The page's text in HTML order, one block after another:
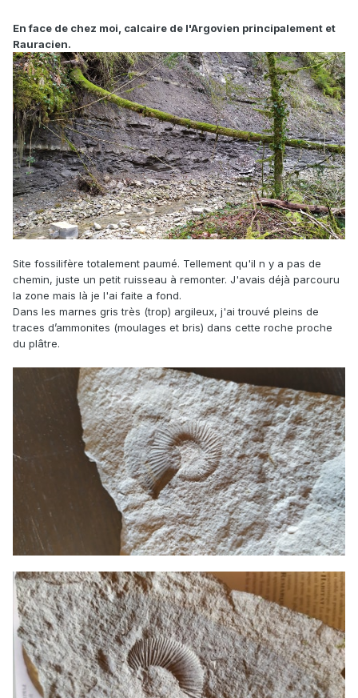
En face de chez moi, calcaire de l'Argovien principalement et
Rauracien.
Site fossilifère totalement paumé. Tellement qu'il n y a pas de
chemin, juste un petit ruisseau à remonter. J'avais déjà parcouru
la zone mais là je l'ai faite a fond.
Dans les marnes gris très (trop) argileux, j'ai trouvé pleins de
traces d’ammonites (moulages et bris) dans cette roche proche
du plâtre.